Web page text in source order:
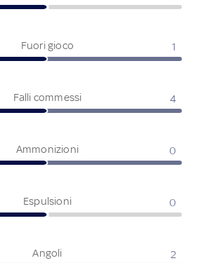
Fuori gioco 1
Falli commessi 4
Ammonizioni 0
Espulsioni 0
Angoli 2